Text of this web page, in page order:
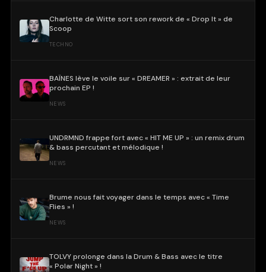
Charlotte de Witte sort son rework de « Drop It » de
Scoop
TECHNO
BAÏNES lève le voile sur « DREAMER » : extrait de leur
prochain EP !
NEWS
UNDRMND frappe fort avec « HIT ME UP » : un remix drum
& bass percutant et mélodique !
NEWS
Brume nous fait voyager dans le temps avec « Time
Flies » !
NEWS
TOLVY prolonge dans la Drum & Bass avec le titre
« Polar Night » !